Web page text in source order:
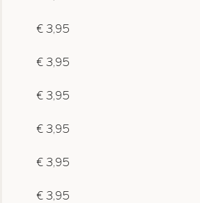
€ 3,95
€ 3,95
€ 3,95
€ 3,95
€ 3,95
€ 3,95